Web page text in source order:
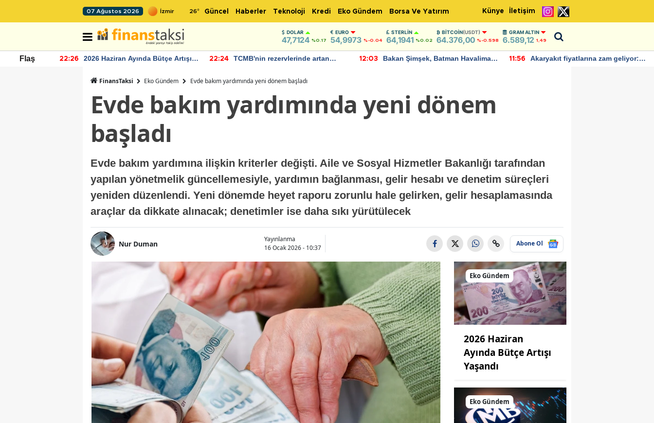
07 Ağustos 2026 26° Güncel Haberler Teknoloji Kredi Eko Gündem Borsa Ve Yatırım Künye İletişim
DOLAR
47,7124 %0.17
EURO
54,9973 %-0.04
STERLIN
64,1941 %0.02
BITCOIN(USDT)
64.376,00 %-0.598
GRAM ALTIN
6.589,12 1,49
Flaş 22:26
2026 Haziran Ayında Bütçe Artışı
22:24
TCMB'nin rezervlerinde artan
12:03
Bakan Şimşek, Batman Havalimanı
11:56
Akaryakıt fiyatlarına zam geliyor:
FinansTaksi Eko Gündem Evde bakım yardımında yeni dönem başladı
Evde bakım yardımında yeni dönem
başladı
Evde bakım yardımına ilişkin kriterler değişti. Aile ve Sosyal Hizmetler Bakanlığı tarafından
yapılan yönetmelik güncellemesiyle, yardımın bağlanması, gelir hesabı ve denetim süreçleri
yeniden düzenlendi. Yeni dönemde heyet raporu zorunlu hale gelirken, gelir hesaplamasında
araçlar da dikkate alınacak; denetimler ise daha sıkı yürütülecek
Nur Duman
Yayınlanma
16 Ocak 2026 - 10:37
Abone Ol
Eko Gündem
2026 Haziran
Ayında Bütçe Artışı
Yaşandı
Eko Gündem